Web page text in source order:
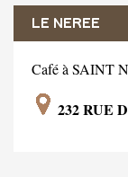
LE NEREE
Café à SAINT
232 RUE